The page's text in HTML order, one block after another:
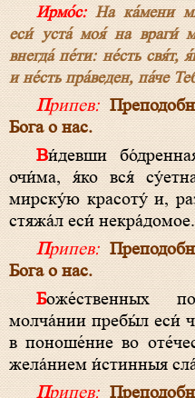
Ирмо́с:На ка́мени
еси́ уста́ моя́ на враги́
внегда́ пе́ти: не́сть
и не́сть пра́веден, па́че
Припев:
Бога о нас.
Ви́девши бо́дренная душа́ твоя́ разу́мныма
очи́ма, я́ко вся́
мирску́ю красоту́ и,
стяжа́л еси́ некра́домое.
Припев:
Бога о нас.
Боже́ственных послу́шав за́поведей, в
молча́нии пребы́л еси́
в поноше́ние во
жела́нием и́стинныя
Припев: